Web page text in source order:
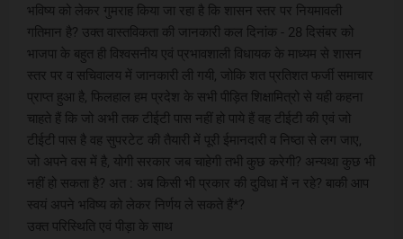
भविष्य को लेकर गुमराह किया जा रहा है कि शासन स्तर पर नियमावली
गतिमान है? उक्त वास्तविकता की जानकारी कल दिनांक - 28 दिसंबर को
भाजपा के बहुत ही विश्वसनीय एवं प्रभावशाली विधायक के माध्यम से शासन
स्तर पर व सचिवालय में जानकारी ली गयी, जोकि शत प्रतिशत फर्जी समाचार
प्राप्त हुआ है, फिलहाल हम प्रदेश के सभी पीड़ित शिक्षामित्रो से यही कहना
चाहते हैं कि जो अभी तक टीईटी पास नहीं हो पाये हैं वह टीईटी की एवं जो
टीईटी पास है वह सुपरटेट की तैयारी में पूरी ईमानदारी व निष्ठा से लग जाए,
जो अपने वस में है, योगी सरकार जब चाहेगी तभी कुछ करेगी? अन्यथा कुछ भी
नहीं हो सकता है? अत : अब किसी भी प्रकार की दुविधा में न रहे? बाकी आप
स्वयं अपने भविष्य को लेकर निर्णय ले सकते हैं*?
उक्त परिस्थिति एवं पीड़ा के साथ